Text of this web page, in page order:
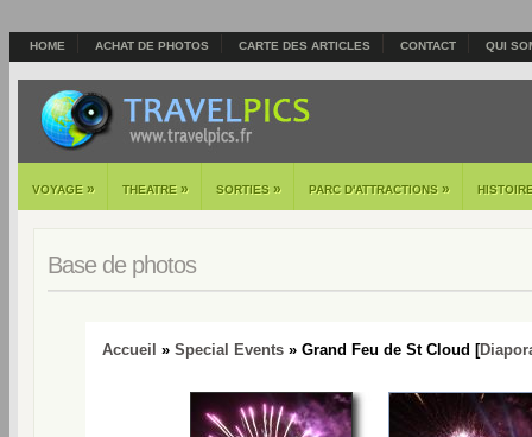
HOME ACHAT DE PHOTOS CARTE DES ARTICLES CONTACT QUI
VOYAGE » THEATRE » SORTIES » PARC D'ATTRACTIONS »
Base de photos
Accueil » Special Events » Grand Feu de St Cloud [